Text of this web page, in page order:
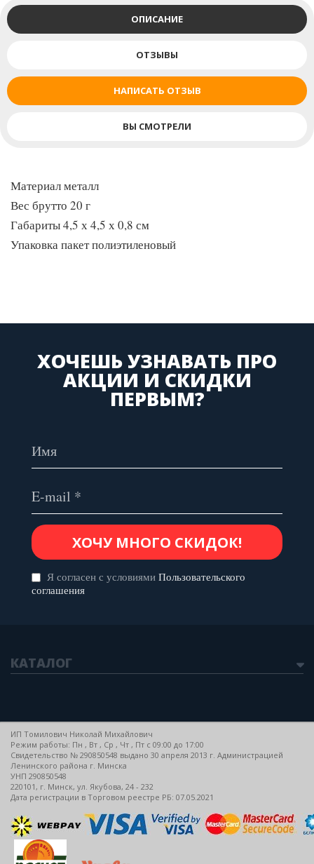
ОПИСАНИЕ
ОТЗЫВЫ
НАПИСАТЬ ОТЗЫВ
ВЫ СМОТРЕЛИ
Материал металл
Вес брутто 20 г
Габариты 4,5 х 4,5 х 0,8 см
Упаковка пакет полиэтиленовый
ХОЧЕШЬ УЗНАВАТЬ ПРО
АКЦИИ И СКИДКИ
ПЕРВЫМ?
Я согласен с условиями Пользовательского
соглашения
КАТАЛОГ
ИП Томилович Николай Михайлович
Режим работы: Пн , Вт , Ср , Чт , Пт c 09:00 до 17:00
Свидетельство № 290850548 выдано 30 апреля 2013 г. Администрацией
Ленинского района г. Минска
УНП 290850548
220101, г. Минск, ул. Якубова, 24 - 232
Дата регистрации в Торговом реестре РБ: 07.05.2021